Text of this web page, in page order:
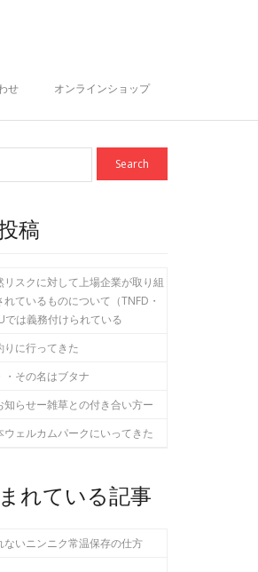
せ オンラインショップ
稿
リスクに対して上場企業が取り組
ているものについて（TNFD・
では義務付けられている
りに行ってきた
・その名はブタナ
知らせー雑草との付き合い方ー
ウェルカムパークにいってきた
れている記事
ないニンニク常温保存の仕方